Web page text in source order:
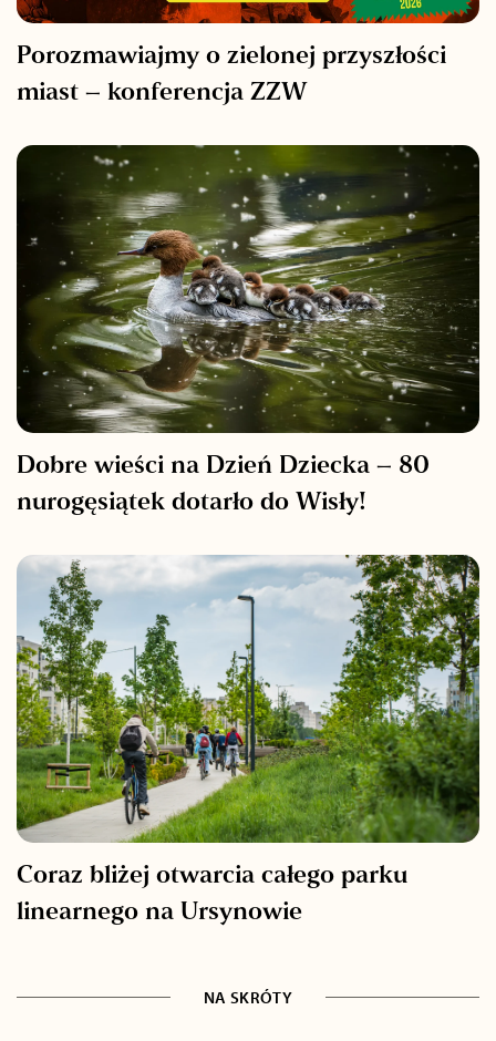
Porozmawiajmy o zielonej przyszłości
miast – konferencja ZZW
Dobre wieści na Dzień Dziecka – 80
nurogęsiątek dotarło do Wisły!
Coraz bliżej otwarcia całego parku
linearnego na Ursynowie
NA SKRÓTY